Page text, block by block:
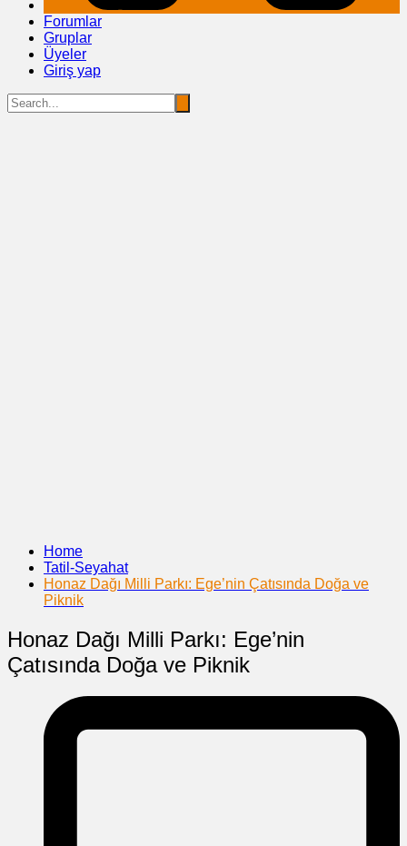
Forumlar
Gruplar
Üyeler
Giriş yap
Home
Tatil-Seyahat
Honaz Dağı Milli Parkı: Ege’nin Çatısında Doğa ve
Piknik
Honaz Dağı Milli Parkı: Ege’nin
Çatısında Doğa ve Piknik